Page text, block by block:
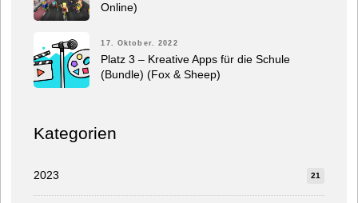
Online)
17. Oktober. 2022
Platz 3 – Kreative Apps für die Schule
(Bundle) (Fox & Sheep)
Kategorien
2023 21